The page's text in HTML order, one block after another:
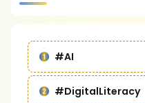
#AI
#DigitalLiteracy